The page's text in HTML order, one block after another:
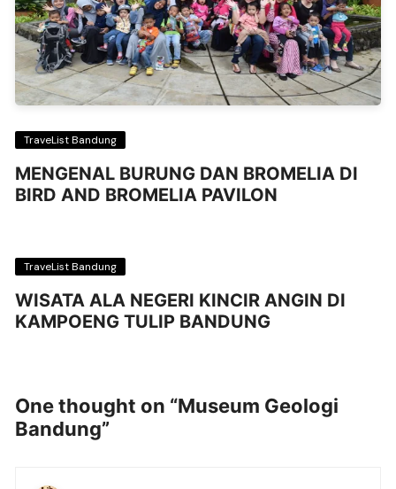
TraveList Bandung
MENGENAL BURUNG DAN BROMELIA DI
BIRD AND BROMELIA PAVILON
TraveList Bandung
WISATA ALA NEGERI KINCIR ANGIN DI
KAMPOENG TULIP BANDUNG
One thought on “Museum Geologi
Bandung”